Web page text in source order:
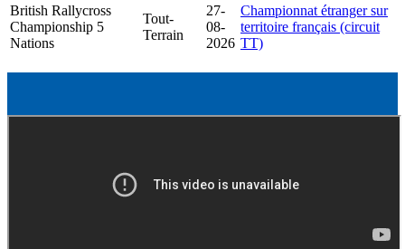
British Rallycross
Championship 5
Nations
Tout-
Terrain
27-
08-
2026
Championnat étranger sur
territoire français (circuit
TT)